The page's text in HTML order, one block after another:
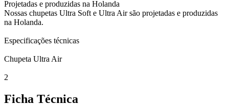
Projetadas e produzidas na Holanda
Nossas chupetas Ultra Soft e Ultra Air são projetadas e produzidas
na Holanda.
Especificações técnicas
Chupeta Ultra Air
2
Ficha Técnica